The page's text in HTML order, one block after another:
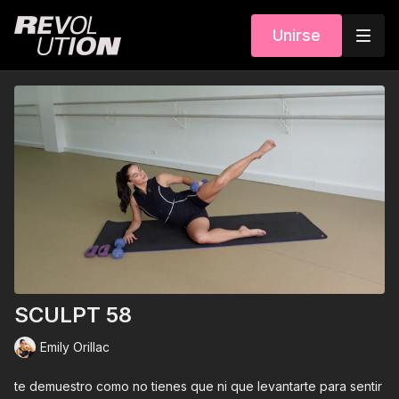
Unirse
SCULPT 58
Emily Orillac
te demuestro como no tienes que ni que levantarte para sentir